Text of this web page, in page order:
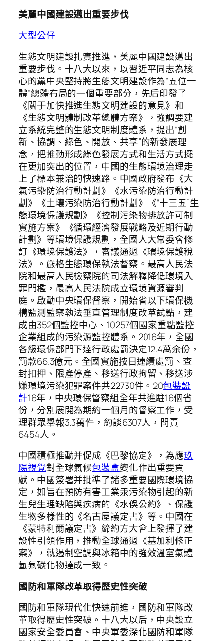
美麗中國建設邁出重要步伐
大型公仔
生態文明建設扎實推進，美麗中國建設邁出
重要步伐。十八大以來，以習近平同志為核
心的黨中央堅持將生態文明建設作為“五位一
體”總體布局的一個重要部分，先后印發了
《關于加快推進生態文明建設的意見》和
《生態文明體制改革總體方案》，強調要建
立系統完整的生態文明制度體系，提出“創
新、協調、綠色、開放、共享”的新發展理
念，把推動形成綠色發展方式和生活方式擺
在更加突出的位置，中國的生態環境治理走
上了標本兼治的快速路。中國政府發布《大
氣污染防治行動計劃》《水污染防治行動計
劃》《土壤污染防治行動計劃》《“十三五”生
態環境保護規劃》《控制污染物排放許可制
實施方案》《循環經濟發展戰略及近期行動
計劃》等環境保護規劃，全國人大常委會修
訂《環境保護法》，審議通過《環境保護稅
法》。嚴格生態環保執法督察。最高人民法
院和最高人民檢察院的司法解釋降低環境入
罪門檻，最高人民法院成立環境資源審判
庭。啟動中央環保督察，開始省以下環保機
構監測監察執法垂直管理制度改革試點，建
成由352個監控中心、10257個國家重點監控
企業組成的污染源監控體系。2016年，全國
各級環保部門下達行政處罰決定12.4萬余份，
罰款66.3億元。全國實施按日連續處罰、查
封扣押、限產停產、移送行政拘留、移送涉
嫌環境污染犯罪案件共22730件。20包裝設
計16年，中央環保督察組全年共進駐16個省
份，分別展開為期約一個月的督察工作，受
理群眾舉報3.3萬件，約談6307人，問責
6454人。
中國積極推動并促成《巴黎協定》，為應玖
陽視覺對全球氣候包裝盒變化作出重要貢
獻。中國簽署并批準了諸多重要國際環境協
定，如旨在預防有害工業汞污染物引起的新
生兒生理缺陷與疾病的《水俁公約》、保護
生物多樣性的《名古屋議定書》等。中國在
《蒙特利爾議定書》締約方大會上發揮了建
設性引領作用，推動全球通過《基加利修正
案》，就遏制空調與冰箱中的強效溫室氣體
氫氟碳化物達成一致。
國防和軍隊改革取得歷史性突破
國防和軍隊現代化快速前進，國防和軍隊改
革取得歷史性突破。十八大以后，中央設立
國家安全委員會、中央軍委深化國防和軍隊